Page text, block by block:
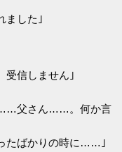
ました｣
受信しません｣
……父さん……。何か言
たばかりの時に……｣